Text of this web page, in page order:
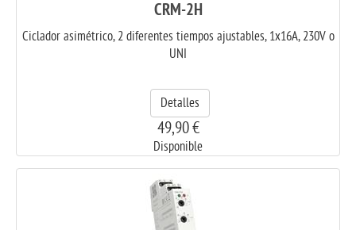
CRM-2H
Ciclador asimétrico, 2 diferentes tiempos ajustables, 1x16A, 230V o
UNI
Detalles
49,90 €
Disponible